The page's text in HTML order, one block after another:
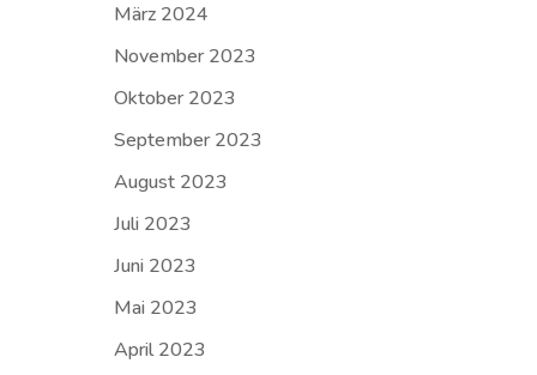
März 2024
November 2023
Oktober 2023
September 2023
August 2023
Juli 2023
Juni 2023
Mai 2023
April 2023